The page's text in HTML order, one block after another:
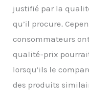
justifié par la
qu’il procure.
consommateurs
qualité-prix
lorsqu’ils le
des produits